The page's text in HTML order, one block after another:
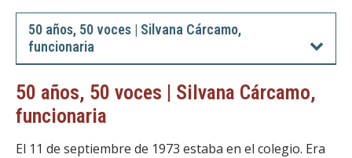
ETAPA BÁSICA
POSTGRADO
CREACIÓNE INVESTIGACIÓN
50 años, 50 voces | Silvana Cárcamo,
funcionaria
50 años, 50 voces | Silvana Cárcamo,
funcionaria
El 11 de septiembre de 1973 estaba en el colegio. Era